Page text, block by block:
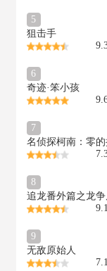
5
狙击手
6
奇迹·笨小孩
7
名侦探柯南：零
8
追龙番外篇之龙
9
无敌原始人